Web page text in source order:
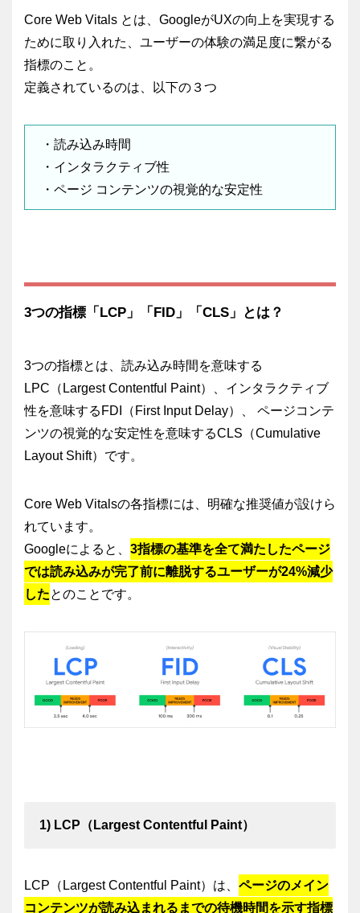
Core Web Vitals とは、GoogleがUXの向上を実現する
ために取り入れた、ユーザーの体験の満足度に繋がる
指標のこと。
定義されているのは、以下の３つ
・読み込み時間
・インタラクティブ性
・ページ コンテンツの視覚的な安定性
3つの指標「LCP」「FID」「CLS」とは？
3つの指標とは、読み込み時間を意味する
LPC（Largest Contentful Paint）、インタラクティブ
性を意味するFDI（First Input Delay）、 ページコンテ
ンツの視覚的な安定性を意味するCLS（Cumulative
Layout Shift）です。
Core Web Vitalsの各指標には、明確な推奨値が設けら
れています。
Googleによると、 3指標の基準を全て満たしたページ
では読み込みが完了前に離脱するユーザーが24%減少
したとのことです。
1) LCP（Largest Contentful Paint）
LCP（Largest Contentful Paint）は、 ページのメイン
コンテンツが読み込まれるまでの待機時間を示す指標